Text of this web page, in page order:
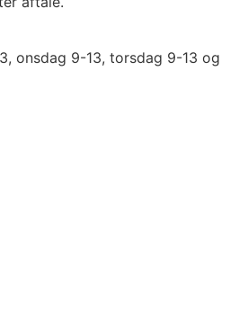
onsdag 9-13, torsdag 9-13 og